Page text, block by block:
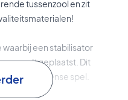
tussenzool en zit
waarbij een stabilisator
wordt geplaatst. Dit
in het intense spel.